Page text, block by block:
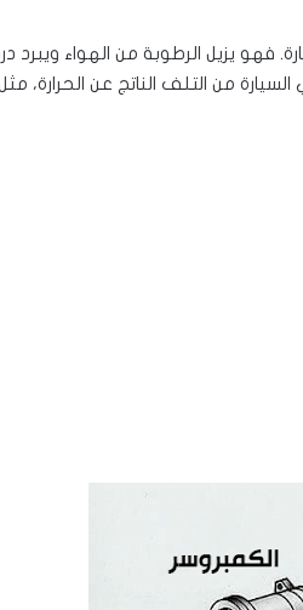
يزيل الرطوبة من الهواء ويبرد
من التلف الناتج عن الحرارة،